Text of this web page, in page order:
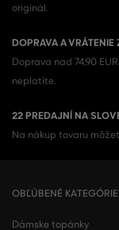
originál.
DOPRAVA A VRÁTENIE
Doprava nad 74,90
neplatíte.
22 PREDAJNÍ NA
Na nákup tovaru
OBĽÚBENÉ KATEGÓRIE
Dámske topánky